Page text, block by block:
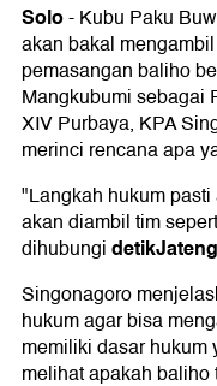
Solo-Kubu Paku
akan bakal
pemasangan baliho
Mangkubumi sebagai
XIV Purbaya, KPA
merinci rencana apa
"Langkah hukum
akan diambil tim
dihubungidetikJateng
Singonagoro
hukum agar bisa
memiliki dasar hukum
melihat apakah